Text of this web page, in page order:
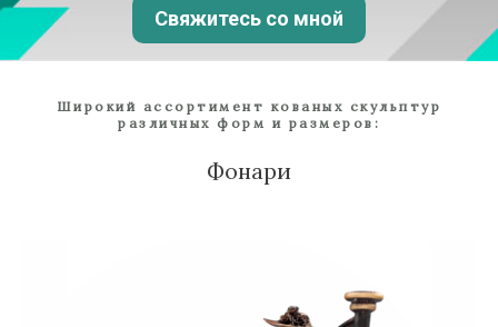
Свяжитесь со мной
Широкий ассортимент кованых скульптур
различных форм и размеров:
Фонари